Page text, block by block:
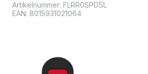
Artikelnummer: FLRR0SPDSL
EAN: 8015931021064